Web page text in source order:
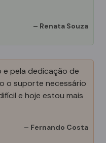
– Renata Souza
e pela dedicação de
o suporte necessário
e hoje estou mais
– Fernando Costa